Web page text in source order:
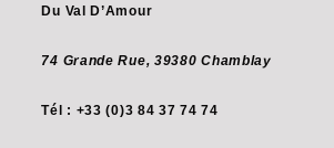
Du Val D’Amour
74 Grande Rue, 39380 Chamblay
Tél : +33 (0)3 84 37 74 74